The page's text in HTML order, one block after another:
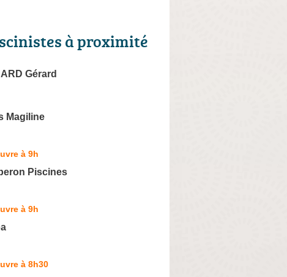
à proximité
Gérard
Magiline
à 9h
Piscines
à 9h
à 8h30